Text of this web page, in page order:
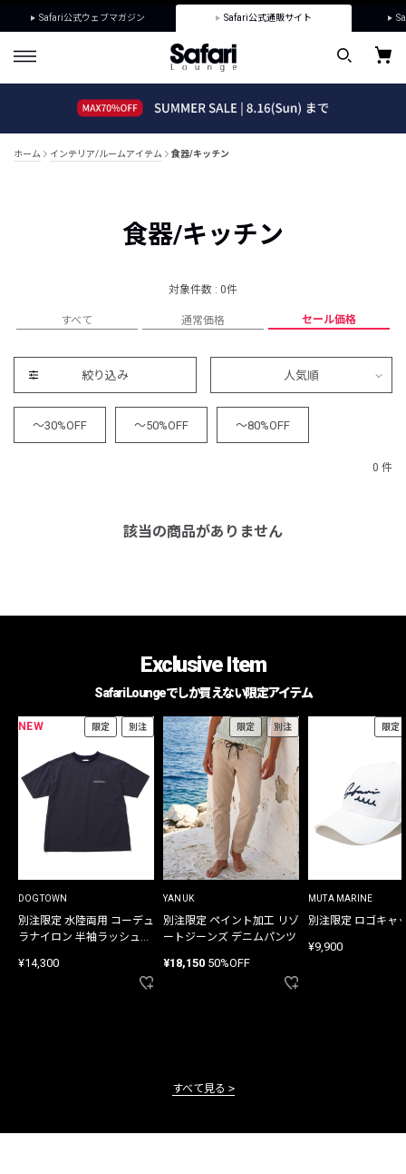
Safari公式ウェブマガジン Safari公式通販サイト
ホーム インテリア/ルームアイテム 食器/キッチン
食器/キッチン
対象件数 : 0件
すべて 通常価格 セール価格
絞り込み 人気順
～30%OFF ～50%OFF ～80%OFF
0 件
該当の商品がありません
Exclusive Item
Safari Loungeでしか買えない限定アイテム
NEW 限定 別注
DOGTOWN
別注限定 水陸両用 コーデュ
ラナイロン 半袖ラッシュガ
¥14,300
限定 別注
YANUK
別注限定 ペイント加工 リゾ
ートジーンズ デニムパンツ
¥18,150 50%OFF
限定
MUTA MARINE
別注限定 ロゴキャ
¥9,900
すべて見る